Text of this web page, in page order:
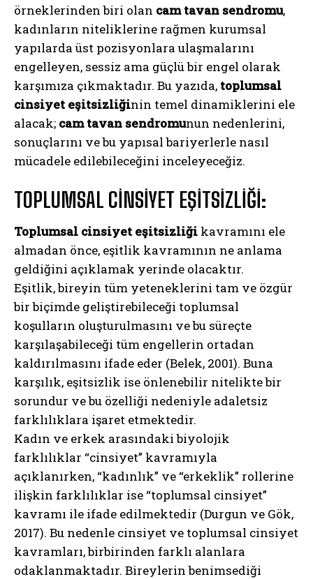
örneklerinden biri olan cam tavan sendromu,
kadınların niteliklerine rağmen kurumsal
yapılarda üst pozisyonlara ulaşmalarını
engelleyen, sessiz ama güçlü bir engel olarak
karşımıza çıkmaktadır. Bu yazıda, toplumsal
cinsiyet eşitsizliğinin temel dinamiklerini ele
alacak; cam tavan sendromunun nedenlerini,
sonuçlarını ve bu yapısal bariyerlerle nasıl
mücadele edilebileceğini inceleyeceğiz.
TOPLUMSAL CİNSİYET EŞİTSİZLİĞİ:
Toplumsal cinsiyet eşitsizliği kavramını ele
almadan önce, eşitlik kavramının ne anlama
geldiğini açıklamak yerinde olacaktır.
Eşitlik, bireyin tüm yeteneklerini tam ve özgür
bir biçimde geliştirebileceği toplumsal
koşulların oluşturulmasını ve bu süreçte
karşılaşabileceği tüm engellerin ortadan
kaldırılmasını ifade eder (Belek, 2001). Buna
karşılık, eşitsizlik ise önlenebilir nitelikte bir
sorundur ve bu özelliği nedeniyle adaletsiz
farklılıklara işaret etmektedir.
Kadın ve erkek arasındaki biyolojik
farklılıklar “cinsiyet” kavramıyla
açıklanırken, “kadınlık” ve “erkeklik” rollerine
ilişkin farklılıklar ise “toplumsal cinsiyet”
kavramı ile ifade edilmektedir (Durgun ve Gök,
2017). Bu nedenle cinsiyet ve toplumsal cinsiyet
kavramları, birbirinden farklı alanlara
odaklanmaktadır. Bireylerin benimsediği